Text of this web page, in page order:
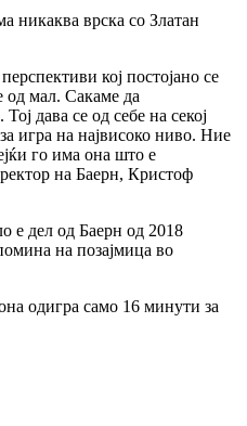
никаква врска со Златан
кој постојано се
од мал. Сакаме да
дава се од себе на секој
игра на највисоко ниво. Ние
го има она што е
на Баерн, Кристоф
е дел од Баерн од 2018
на позајмица во
одигра само 16 минути за